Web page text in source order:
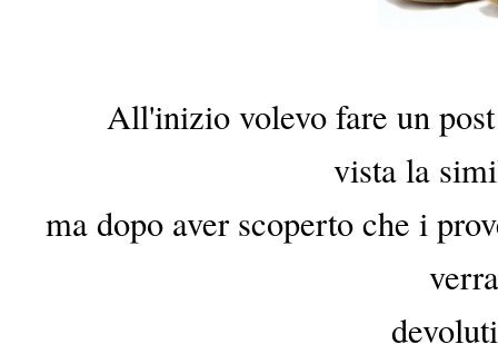
All'inizio volevo fare un
vista la
ma dopo aver scoperto che i